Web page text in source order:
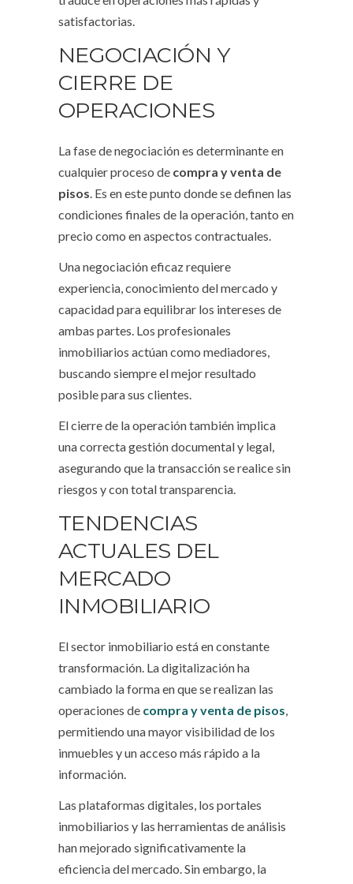
satisfactorias.
NEGOCIACIÓN Y
CIERRE DE
OPERACIONES
La fase de negociación es determinante en
cualquier proceso de compra y venta de
pisos. Es en este punto donde se definen las
condiciones finales de la operación, tanto en
precio como en aspectos contractuales.
Una negociación eficaz requiere
experiencia, conocimiento del mercado y
capacidad para equilibrar los intereses de
ambas partes. Los profesionales
inmobiliarios actúan como mediadores,
buscando siempre el mejor resultado
posible para sus clientes.
El cierre de la operación también implica
una correcta gestión documental y legal,
asegurando que la transacción se realice sin
riesgos y con total transparencia.
TENDENCIAS
ACTUALES DEL
MERCADO
INMOBILIARIO
El sector inmobiliario está en constante
transformación. La digitalización ha
cambiado la forma en que se realizan las
operaciones de compra y venta de pisos,
permitiendo una mayor visibilidad de los
inmuebles y un acceso más rápido a la
información.
Las plataformas digitales, los portales
inmobiliarios y las herramientas de análisis
han mejorado significativamente la
eficiencia del mercado. Sin embargo, la